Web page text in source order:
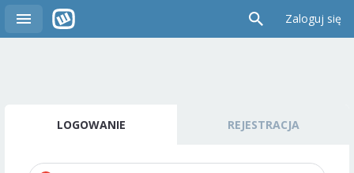
Zaloguj się
LOGOWANIE REJESTRACJA